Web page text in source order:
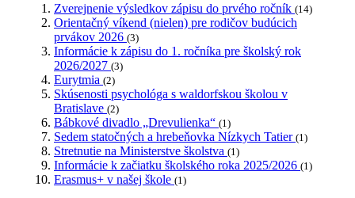
Zverejnenie výsledkov zápisu do prvého ročník (14)
Orientačný víkend (nielen) pre rodičov budúcich
prvákov 2026 (3)
Informácie k zápisu do 1. ročníka pre školský rok
2026/2027 (3)
Eurytmia (2)
Skúsenosti psychológa s waldorfskou školou v
Bratislave (2)
Bábkové divadlo „Drevulienka“ (1)
Sedem statočných a hrebeňovka Nízkych Tatier (1)
Stretnutie na Ministerstve školstva (1)
Informácie k začiatku školského roka 2025/2026 (1)
Erasmus+ v našej škole (1)